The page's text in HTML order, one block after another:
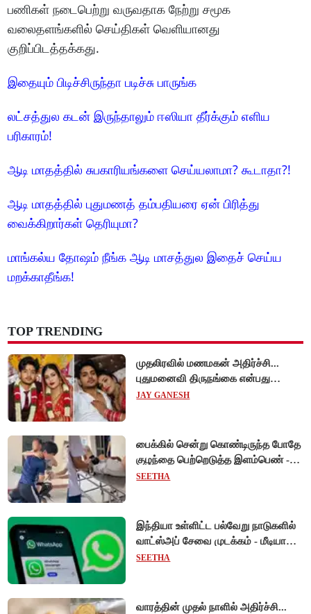
பணிகள் நடைபெற்று வருவதாக நேற்று சமூக
வலைதளங்களில் செய்திகள் வெளியானது
குறிப்பிடத்தக்கது.
இதையும் பிடிச்சிருந்தா படிச்சு பாருங்க
லட்சத்துல கடன் இருந்தாலும் ஈஸியா தீர்க்கும் எளிய
பரிகாரம்!
ஆடி மாதத்தில் சுபகாரியங்களை செய்யலாமா? கூடாதா?!
ஆடி மாதத்தில் புதுமணத் தம்பதியரை ஏன் பிரித்து
வைக்கிறார்கள் தெரியுமா?
மாங்கல்ய தோஷம் நீங்க ஆடி மாசத்துல இதைச் செய்ய
மறக்காதீங்க!
TOP TRENDING
முதலிரவில் மணமகன் அதிர்ச்சி...
புதுமனைவி திருநங்கை என்பது
அம்பலம்!
JAY GANESH
பைக்கில் சென்று கொண்டிருந்த போதே
குழந்தை பெற்றெடுத்த இளம்பெண் -
வியட்நாமில் நெகிழ்ச்சி சம்பவம்!
SEETHA
இந்தியா உள்ளிட்ட பல்வேறு நாடுகளில்
வாட்ஸ்அப் சேவை முடக்கம் - மீடியா
கோப்புகளை அனுப்ப முடியாமல்
SEETHA
வாரத்தின் முதல் நாளில் அதிர்ச்சி...